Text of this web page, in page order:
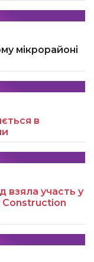
мікрорайоні
в
взяла участь у
Construction